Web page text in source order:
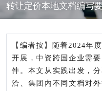
转让定价本地文档编写
【编者按】随着2024年
开展，中资跨国企业需
件。本文从实践出发，
洽、集团内不同文档对